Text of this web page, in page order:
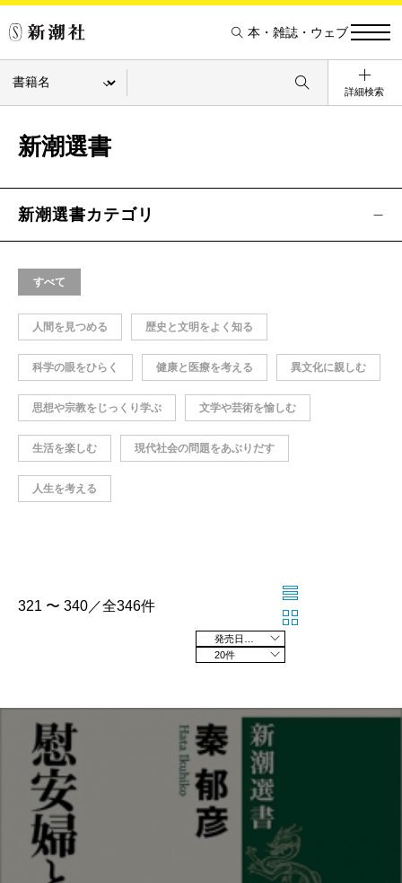
本・雑誌・ウェブ
詳細検索
新潮選書
新潮選書カテゴリ
すべて
人間を見つめる 歴史と文明をよく知る
科学の眼をひらく 健康と医療を考える 異文化に親しむ
思想や宗教をじっくり学ぶ 文学や芸術を愉しむ
生活を楽しむ 現代社会の問題をあぶりだす
人生を考える
321 〜 340／全346件
20件